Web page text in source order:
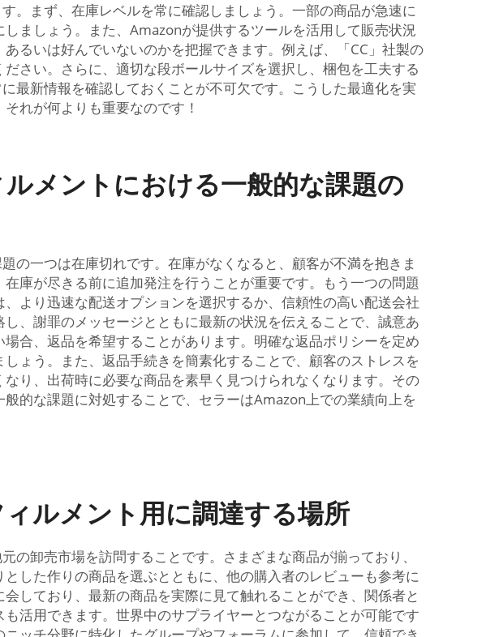
。まず、在庫レベルを常に確認しましょう。一部の商品が急速に
ましょう。また、Amazonが提供するツールを活用して販売状況
るいは好んでいないのかを把握できます。例えば、「CC」社製の
さい。さらに、適切な段ボールサイズを選択し、梱包を工夫する
最新情報を確認しておくことが不可欠です。こうした最適化を実
れが何よりも重要なのです！
メントにおける一般的な課題の
の一つは在庫切れです。在庫がなくなると、顧客が不満を抱きま
庫が尽きる前に追加発注を行うことが重要です。もう一つの問題
より迅速な配送オプションを選択するか、信頼性の高い配送会社
、謝罪のメッセージとともに最新の状況を伝えることで、誠意あ
合、返品を希望することがあります。明確な返品ポリシーを定め
ょう。また、返品手続きを簡素化することで、顧客のストレスを
り、出荷時に必要な商品を素早く見つけられなくなります。その
的な課題に対処することで、セラーはAmazon上での業績向上を
ルメント用に調達する場所
卸売市場を訪問することです。さまざまな商品が揃っており、
した作りの商品を選ぶとともに、他の購入者のレビューも参考に
しており、最新の商品を実際に見て触れることができ、関係者と
活用できます。世界中のサプライヤーとつながることが可能です